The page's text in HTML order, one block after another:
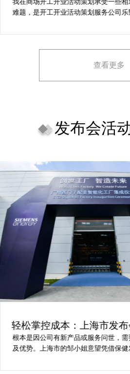
案精选
难题，是开工开业活动策划服务公司乐
场开工开业活动策划堪称完美，下次
查看更多
发布会活
轻松掌控成本：上海市发
方案指南
根本是因公司有新产品或服务问世，
及优势。上海市的邹小姐意望凭借保健
占有率。在策划时间里却遇到这些难